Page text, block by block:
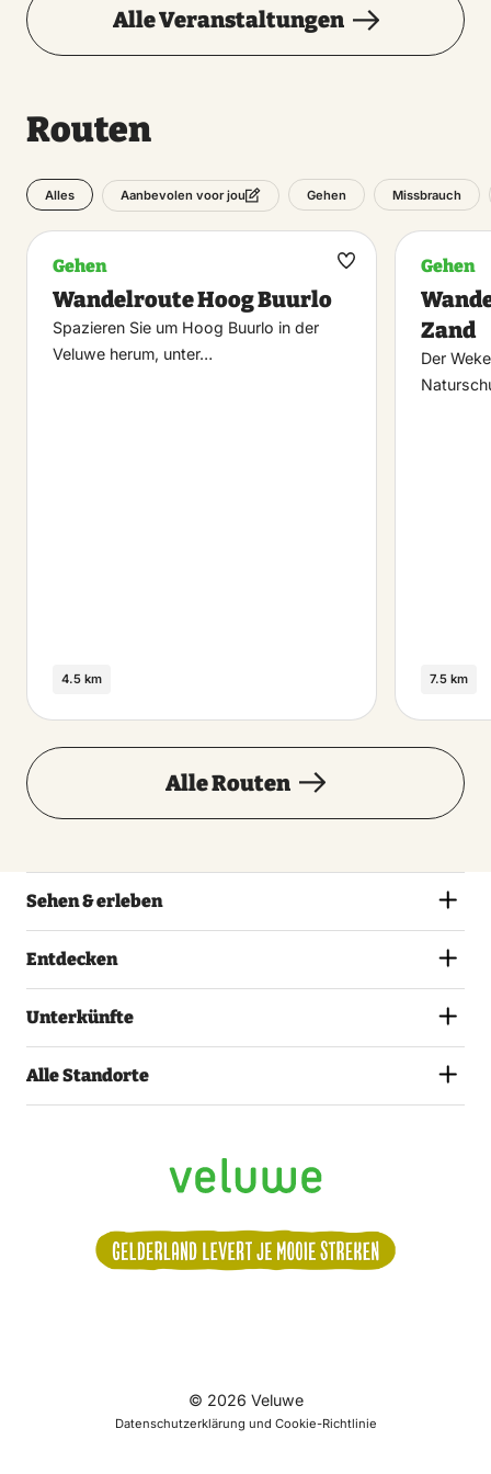
Alle Veranstaltungen
Routen
Alles Aanbevolen voor jou Gehen Missbrauch
Gehen
Wandelroute Hoog Buurlo
Spazieren Sie um Hoog Buurlo in der
Veluwe herum, unter…
4.5 km
Maak
Gehen
Zand
Der
7.5 km
Alle Routen
Sehen & erleben
Entdecken
Unterkünfte
Alle Standorte
ons:
© 2026 Veluwe
Datenschutzerklärung und Cookie-Richtlinie